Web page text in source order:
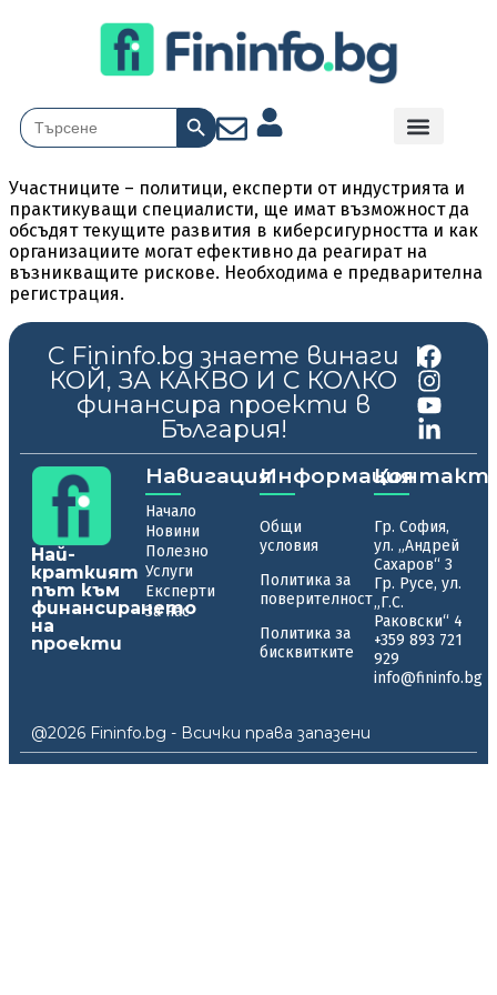
Search
for:
Search Button
Участниците – политици, експерти от индустрията и
практикуващи специалисти, ще имат възможност да
обсъдят текущите развития в киберсигурността и как
организациите могат ефективно да реагират на
възникващите рискове. Необходима е предварителна
регистрация.
С Fininfo.bg знаете винаги
КОЙ, ЗА КАКВО И С КОЛКО
финансира проекти в
България!
|
Най-
краткият
път към
финансирането
на
проекти
Навигация
Начало
Новини
Полезно
Услуги
Експерти
За нас
Информация
Общи
условия
Политика за
поверителност
Политика за
бисквитките
Гр. София,
ул. „Андрей
Сахаров“ 3
Гр. Русе, ул.
„Г.С.
Раковски“ 4
+359 893 721
929
info@fininfo.bg
@2026 Fininfo.bg - Всички права запазени